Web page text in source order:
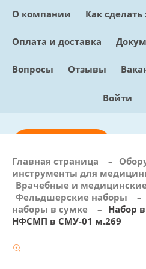
О компании Как сделать
Оплата и доставка
Вопросы Отзывы
Войти
Пн – Пт: с
+7 (495) 730-90-25
Перезвоните
Главная страница –
инструменты для
Врачебные и
Фельдшерские наборы
–
наборы в сумке
– Набор
НФСМП в СМУ-01 м.269